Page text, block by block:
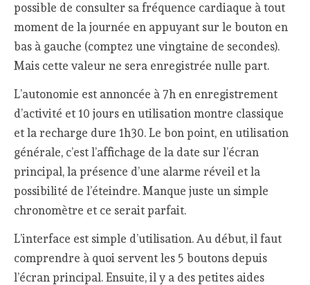
possible de consulter sa fréquence cardiaque à tout
moment de la journée en appuyant sur le bouton en
bas à gauche (comptez une vingtaine de secondes).
Mais cette valeur ne sera enregistrée nulle part.
L’autonomie est annoncée à 7h en enregistrement
d’activité et 10 jours en utilisation montre classique
et la recharge dure 1h30. Le bon point, en utilisation
générale, c’est l’affichage de la date sur l’écran
principal, la présence d’une alarme réveil et la
possibilité de l’éteindre. Manque juste un simple
chronomètre et ce serait parfait.
L’interface est simple d’utilisation. Au début, il faut
comprendre à quoi servent les 5 boutons depuis
l’écran principal. Ensuite, il y a des petites aides